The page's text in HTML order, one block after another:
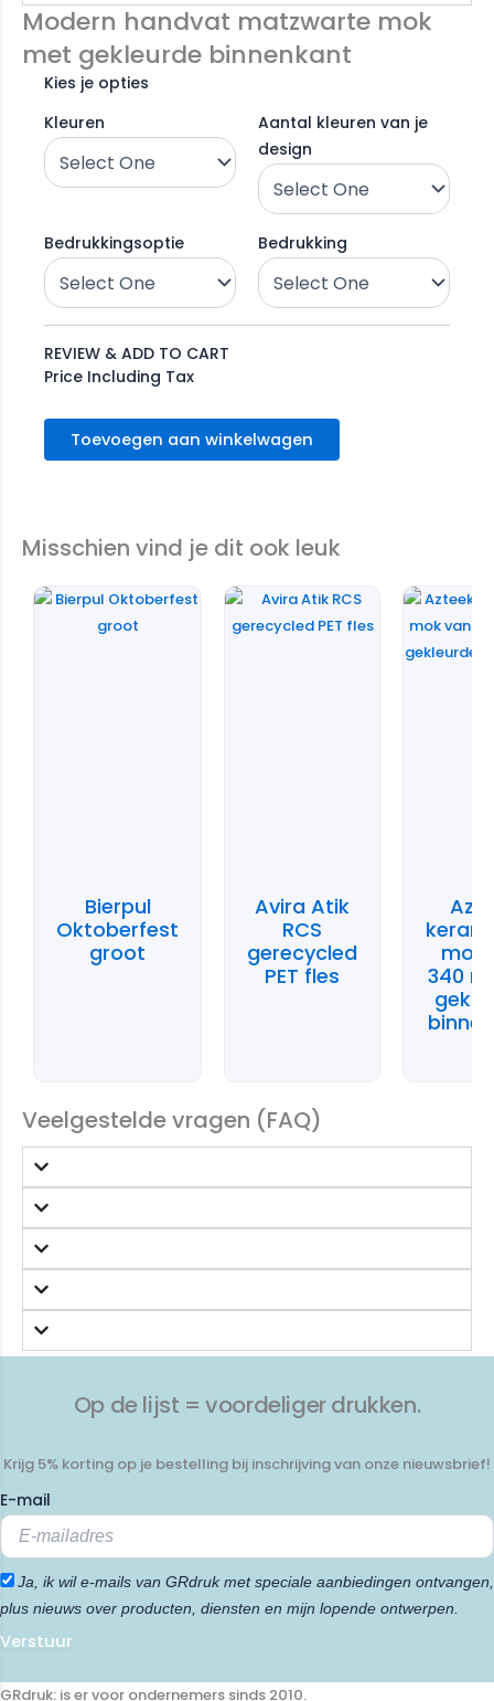
Modern handvat matzwarte mok
met gekleurde binnenkant
Kies je opties
Kleuren
Aantal kleuren van je
design
Bedrukkingsoptie Bedrukking
REVIEW & ADD TO CART
Price Including Tax
Toevoegen aan winkelwagen
Misschien vind je dit ook leuk
Bierpul
Oktoberfest
groot
Avira Atik
RCS
gerecycled
PET fles
mok
340
Veelgestelde vragen (FAQ)
Op de lijst = voordeliger drukken.
Krijg 5% korting op je bestelling bij inschrijving van onze nieuwsbrief!
E-mail
Ja, ik wil e-mails van GRdruk met speciale aanbiedingen ontvangen,
plus nieuws over producten, diensten en mijn lopende ontwerpen.
Verstuur
GRdruk: is er voor ondernemers sinds 2010.